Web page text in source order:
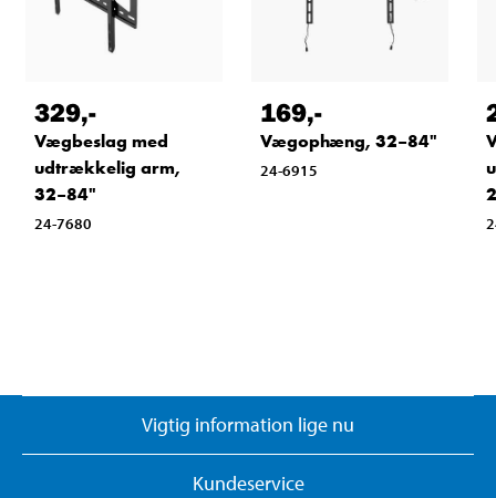
329,-
Vægbeslag med
udtrækkelig arm,
32–84"
24-7680
169,-
Vægophæng, 32–84"
24-6915
Vigtig information lige nu
Kundeservice